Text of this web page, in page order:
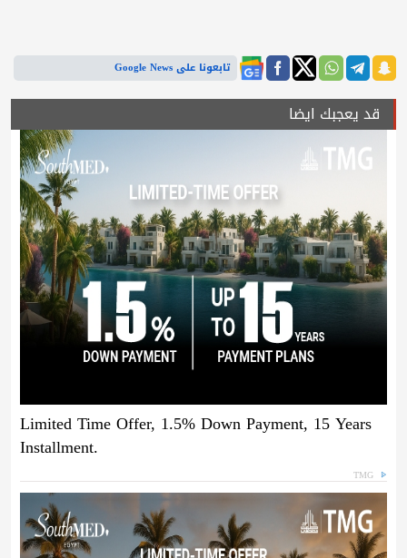
تابعونا على Google News
قد يعجبك ايضا
Limited Time Offer, 1.5% Down Payment, 15 Years
Installment.
TMG